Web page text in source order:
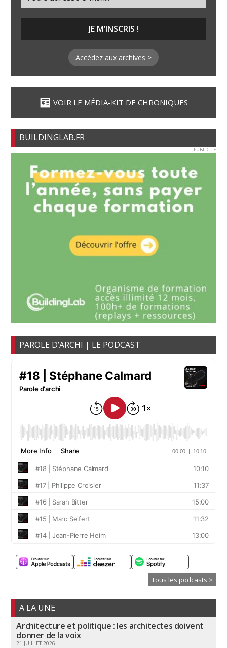
Accédez aux archives >
VOIR LE MÉDIA-KIT DE CHRONIQUES
BUILDINGLAB.FR
PUBLICITE
PAROLE D’ARCHI | LE PODCAST
Tous les podcasts >
A LA UNE
Architecture et politique : les architectes doivent
donner de la voix
21 JUILLET 2026